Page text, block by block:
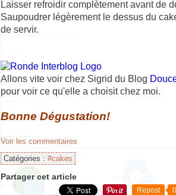
Laisser refroidir complètement avant de
Saupoudrer légèrement le dessus du
de servir.
Allons vite voir chez Sigrid du Blog
pour voir ce qu'elle a choisit chez moi.
Bonne Dégustation!
Voir les commentaires
Catégories : #cakes
Partager cet article
Repost 0